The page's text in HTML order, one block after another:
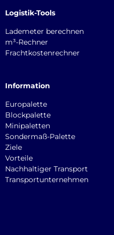
Logistik-Tools
Lademeter berechnen
m³-Rechner
Frachtkostenrechner
Information
Europalette
Blockpalette
Minipaletten
Sondermaß-Palette
Ziele
Vorteile
Nachhaltiger Transport
Transportunternehmen